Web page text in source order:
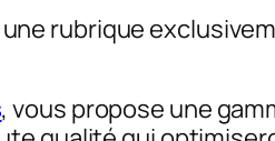
rubrique
, vous propose une